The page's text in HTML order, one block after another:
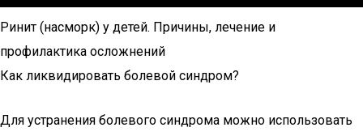
Ринит (насморк) у детей. Причины, лечение и
профилактика осложнений
Как ликвидировать болевой синдром?
Для устранения болевого синдрома можно использовать